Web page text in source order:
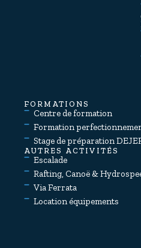
FORMATIONS
Centre de formation
Formation
Stage de préparation
AUTRES ACTIVITÉS
Escalade
Rafting, Canoë &
Via Ferrata
Location équipements